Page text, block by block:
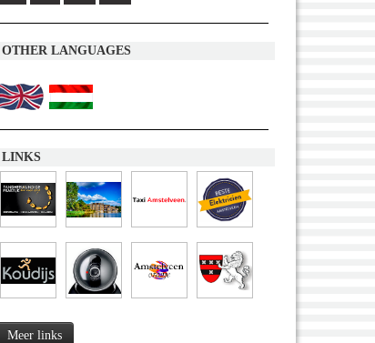
OTHER LANGUAGES
LINKS
Meer links